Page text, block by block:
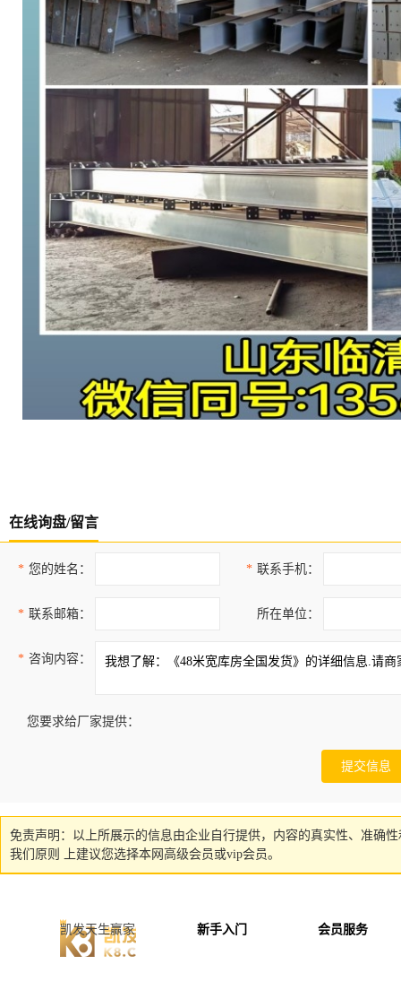
在线询盘/留言
* 您的姓名： * 联系手机：
* 联系邮箱： 所在单位：
* 咨询内容：
您要求给厂家提供：
免责声明：以上所展示的信息由企业自行提供，内容的真实性、准确
我们原则 上建议您选择本网高级会员或vip会员。
凯发天生赢家 新手入门 会员服务